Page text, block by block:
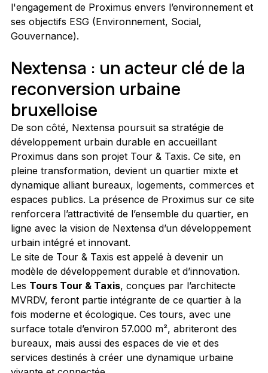
l'engagement de Proximus envers l’environnement et
ses objectifs ESG (Environnement, Social,
Gouvernance).
Nextensa : un acteur clé de la
reconversion urbaine
bruxelloise
De son côté, Nextensa poursuit sa stratégie de
développement urbain durable en accueillant
Proximus dans son projet Tour & Taxis. Ce site, en
pleine transformation, devient un quartier mixte et
dynamique alliant bureaux, logements, commerces et
espaces publics. La présence de Proximus sur ce site
renforcera l’attractivité de l’ensemble du quartier, en
ligne avec la vision de Nextensa d’un développement
urbain intégré et innovant.
Le site de Tour & Taxis est appelé à devenir un
modèle de développement durable et d’innovation.
Les Tours Tour & Taxis, conçues par l’architecte
MVRDV, feront partie intégrante de ce quartier à la
fois moderne et écologique. Ces tours, avec une
surface totale d’environ 57.000 m², abriteront des
bureaux, mais aussi des espaces de vie et des
services destinés à créer une dynamique urbaine